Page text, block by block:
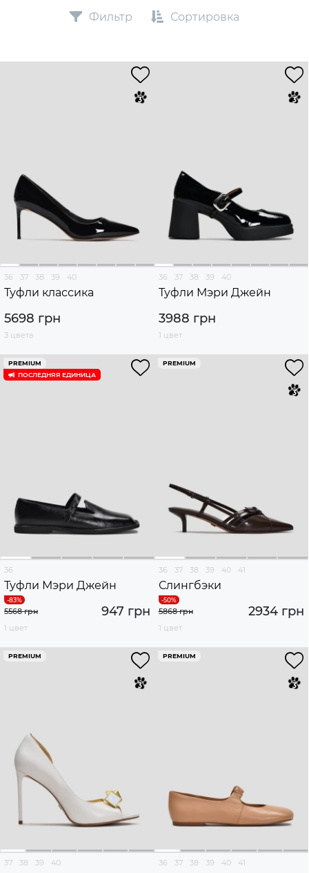
Фильтр Сортировка
36 37 38 39 40
Туфли классика
5698 грн
3 цвета
36 37 38 39 40
Туфли Мэри Джейн
3988 грн
1 цвет
PREMIUM
ПОСЛЕДНЯЯ ЕДИНИЦА
36
Туфли Мэри Джейн
947 грн
5568 грн
1 цвет
PREMIUM
36 37 38 39 40 41
Слингбэки
2934 грн
5868 грн
1 цвет
PREMIUM
37 38 39 40
PREMIUM
36 37 38 39 40 41